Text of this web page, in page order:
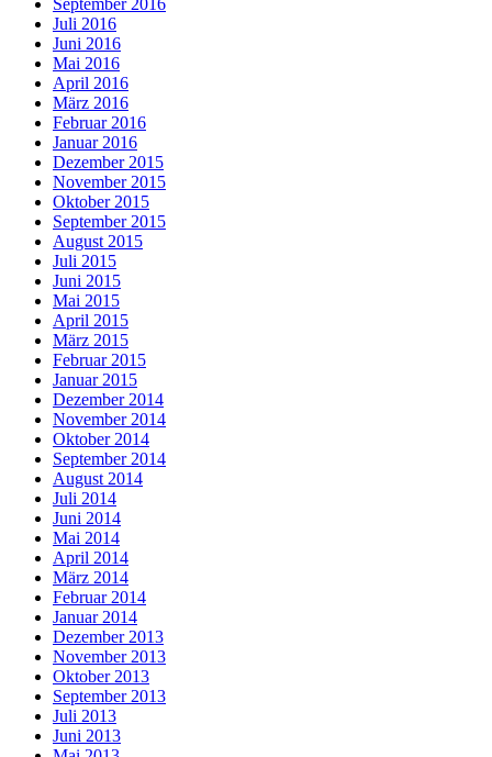
September 2016
Juli 2016
Juni 2016
Mai 2016
April 2016
März 2016
Februar 2016
Januar 2016
Dezember 2015
November 2015
Oktober 2015
September 2015
August 2015
Juli 2015
Juni 2015
Mai 2015
April 2015
März 2015
Februar 2015
Januar 2015
Dezember 2014
November 2014
Oktober 2014
September 2014
August 2014
Juli 2014
Juni 2014
Mai 2014
April 2014
März 2014
Februar 2014
Januar 2014
Dezember 2013
November 2013
Oktober 2013
September 2013
Juli 2013
Juni 2013